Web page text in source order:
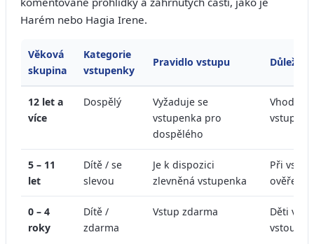
Harém nebo Hagia Irene.
Věková
skupina
Kategorie
vstupenky
Pravidlo vstupu Důležitá
12 let a
více
Dospělý
Vyžaduje se
vstupenka pro
dospělého
Vhodné
5 – 11
let
Dítě / se
slevou
Je k dispozici
zlevněná vstupenka
Při
ověření
0 – 4
roky
Dítě /
zdarma
Vstup zdarma
Děti v
vstoupit